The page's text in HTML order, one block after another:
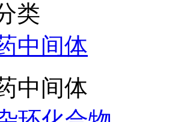
类
中间体
中间体